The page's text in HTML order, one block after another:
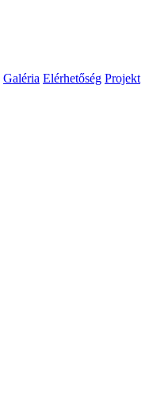
Galéria Elérhetőség Projekt